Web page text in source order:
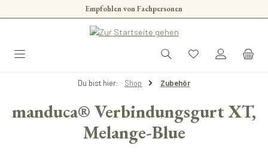
Zum Hauptinhalt springenEmpfohlen von Fachpersonen
Du bist hier: Shop Zubehör
manduca® Verbindungsgurt XT,
Melange-Blue